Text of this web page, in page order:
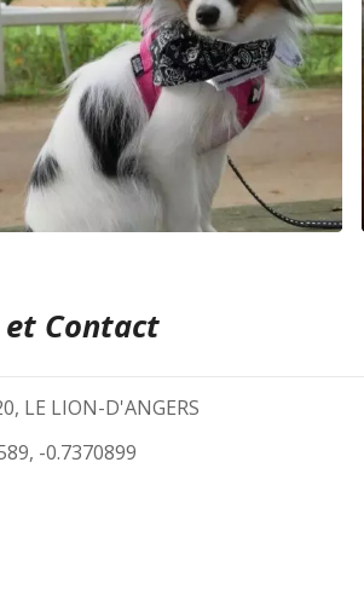
et Contact
LE LION-D'ANGERS
-0.7370899